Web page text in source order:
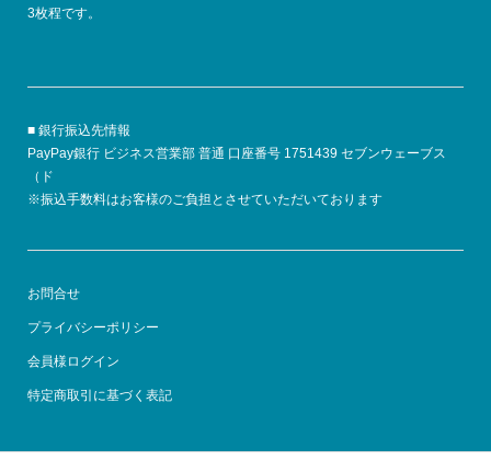
3枚程です。
■ 銀行振込先情報
PayPay銀行 ビジネス営業部 普通 口座番号 1751439 セブンウェーブス
（ド
※振込手数料はお客様のご負担とさせていただいております
お問合せ
プライバシーポリシー
会員様ログイン
特定商取引に基づく表記